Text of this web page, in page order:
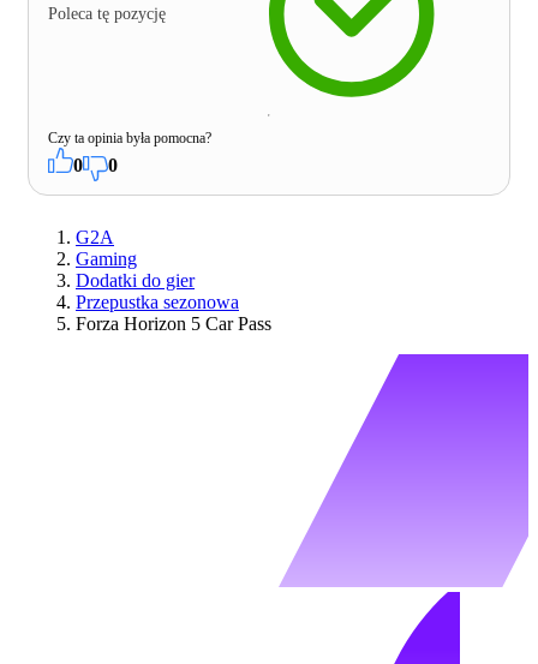
Poleca tę pozycję
Czy ta opinia była pomocna?
0 0
G2A
Gaming
Dodatki do gier
Przepustka sezonowa
Forza Horizon 5 Car Pass